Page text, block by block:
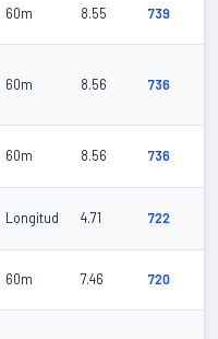
60m 8.55 739
60m 8.56 736
60m 8.56 736
Longitud 4.71 722
60m 7.46 720